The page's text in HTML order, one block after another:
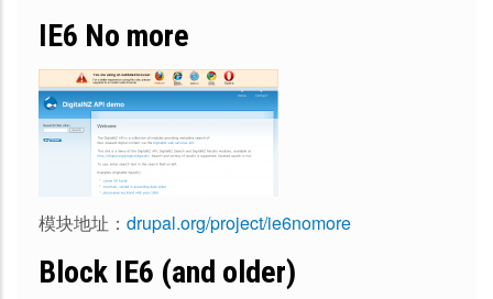
IE6 No more
模块地址： drupal.org/project/ie6nomore
Block IE6 (and older)